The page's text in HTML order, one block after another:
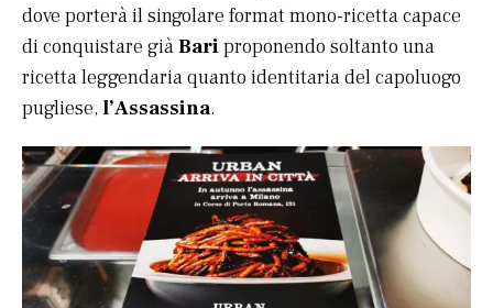
dove porterà il singolare format mono-ricetta capace
di conquistare giàBari proponendo soltanto una
ricetta leggendaria quanto identitaria del capoluogo
pugliese, l’Assassina.